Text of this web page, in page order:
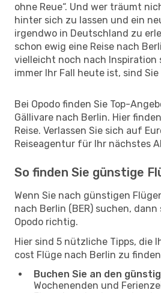
ohne Reue“. Und wer träumt
hinter sich zu lassen und ein
irgendwo in Deutschland zu
schon ewig eine Reise nach
vielleicht noch nach Inspiration
immer Ihr Fall heute ist, sind
Bei Opodo finden Sie Top-
Gällivare nach Berlin. Hier
Reise. Verlassen Sie sich auf
Reiseagentur für Ihr nächstes
So finden Sie günstige
Wenn Sie nach günstigen
nach Berlin (BER) suchen,
Opodo richtig.
Hier sind 5 nützliche Tipps, die
cost Flüge nach Berlin zu
Buchen Sie an den
Wochenenden und